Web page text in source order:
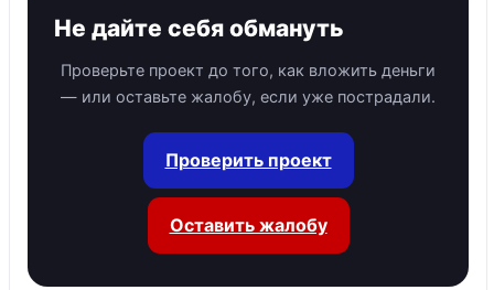
Не дайте себя обмануть
Проверьте проект до того, как вложить деньги
— или оставьте жалобу, если уже пострадали.
Проверить проект
Оставить жалобу